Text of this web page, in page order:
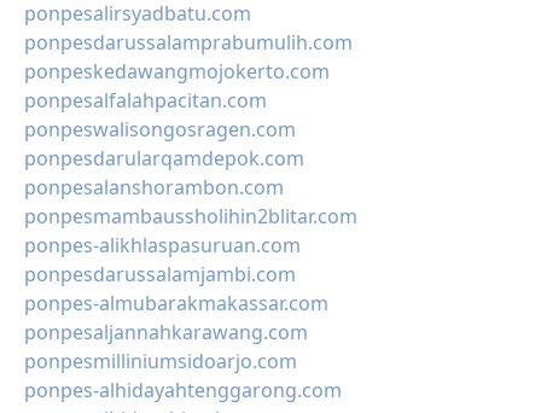
ponpesalirsyadbatu.com
ponpesdarussalamprabumulih.com
ponpeskedawangmojokerto.com
ponpesalfalahpacitan.com
ponpeswalisongosragen.com
ponpesdarularqamdepok.com
ponpesalanshorambon.com
ponpesmambaussholihin2blitar.com
ponpes-alikhlaspasuruan.com
ponpesdarussalamjambi.com
ponpes-almubarakmakassar.com
ponpesaljannahkarawang.com
ponpesmilliniumsidoarjo.com
ponpes-alhidayahtenggarong.com